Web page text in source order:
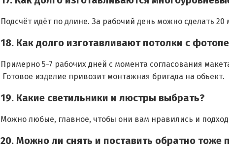
Подсчёт идёт по длине. За рабочий день можно сделать 20
18. Как долго изготавливают потолки с
Примерно 5-7 рабочих дней с момента согласования
Готовое изделие привозит монтажная бригада на объект.
19. Какие светильники и люстры выбрать?
Можно любые, главное, чтобы они вам нравились и
20. Можно ли снять и поставить обратно тоже